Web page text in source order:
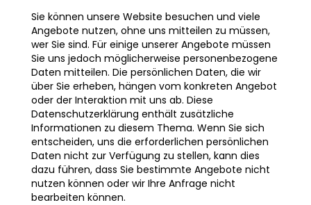
Sie können unsere Website besuchen und viele
Angebote nutzen, ohne uns mitteilen zu müssen,
wer Sie sind. Für einige unserer Angebote müssen
Sie uns jedoch möglicherweise personenbezogene
Daten mitteilen. Die persönlichen Daten, die wir
über Sie erheben, hängen vom konkreten Angebot
oder der Interaktion mit uns ab. Diese
Datenschutzerklärung enthält zusätzliche
Informationen zu diesem Thema. Wenn Sie sich
entscheiden, uns die erforderlichen persönlichen
Daten nicht zur Verfügung zu stellen, kann dies
dazu führen, dass Sie bestimmte Angebote nicht
nutzen können oder wir Ihre Anfrage nicht
bearbeiten können.